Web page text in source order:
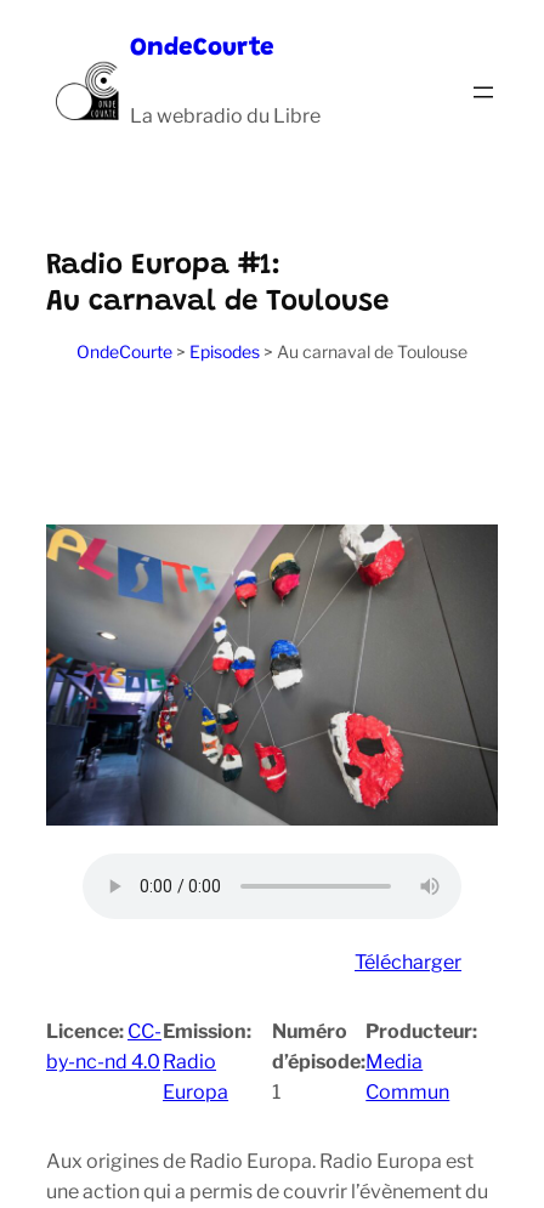
contenu
OndeCourte
La webradio du Libre
Radio Europa #1:
Au carnaval de Toulouse
OndeCourte > Episodes > Au carnaval de Toulouse
Télécharger
Licence: CC-
by-nc-nd 4.0
Emission:
Radio
Europa
Numéro
d’épisode:
1
Producteur:
Media
Commun
Aux origines de Radio Europa. Radio Europa est
une action qui a permis de couvrir l’évènement du